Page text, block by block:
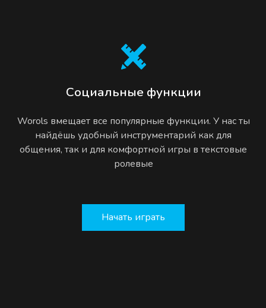
Социальные функции
Worols вмещает все популярные функции. У нас ты
найдёшь удобный инструментарий как для
общения, так и для комфортной игры в текстовые
ролевые
Начать играть